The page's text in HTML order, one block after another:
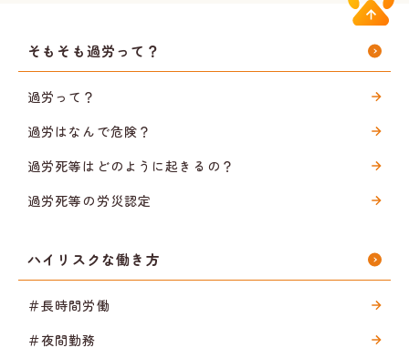
そもそも過労って？
過労って？
過労はなんで危険？
過労死等はどのように起きるの？
過労死等の労災認定
ハイリスクな働き方
＃長時間労働
＃夜間勤務